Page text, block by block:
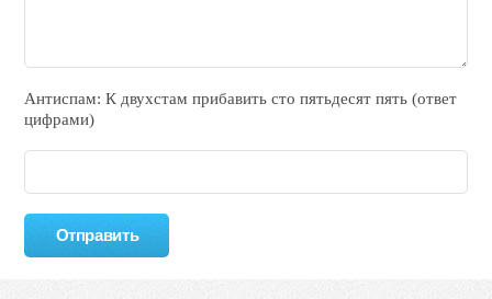
Антиспам: К двухcтам прибавить cто пятьдecят пять (ответ
цифрами)